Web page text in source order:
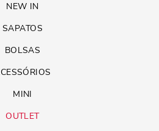
NEW IN
SAPATOS
BOLSAS
MINI
OUTLET